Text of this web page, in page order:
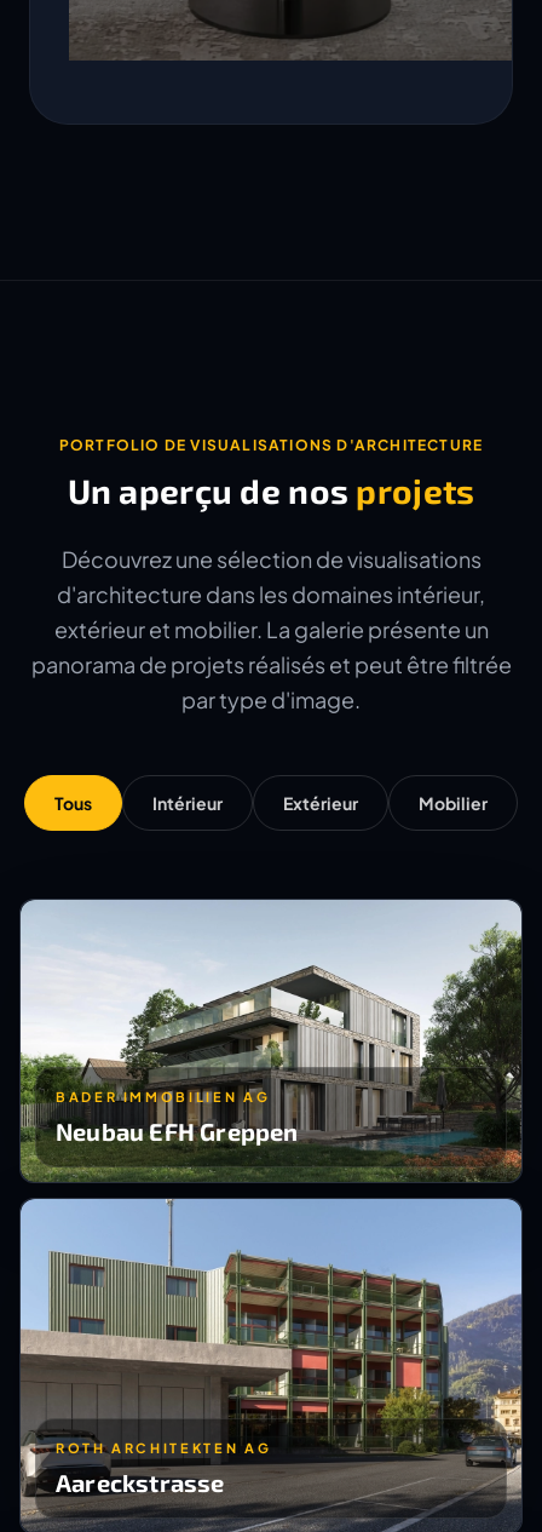
PORTFOLIO DE VISUALISATIONS D'ARCHITECTURE
Un aperçu de nos projets
Découvrez une sélection de visualisations
d'architecture dans les domaines intérieur,
extérieur et mobilier. La galerie présente un
panorama de projets réalisés et peut être filtrée
par type d'image.
Tous Intérieur Extérieur Mobilier
BADER IMMOBILIEN AG
Neubau EFH Greppen
ROTH ARCHITEKTEN AG
Aareckstrasse